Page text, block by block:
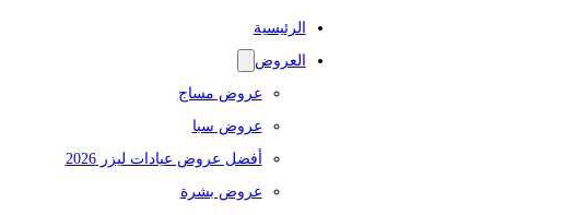
الرئيسية
العروض
عروض مساج
عروض سبا
أفضل عروض عيادات ليزر 2026
عروض بشرة